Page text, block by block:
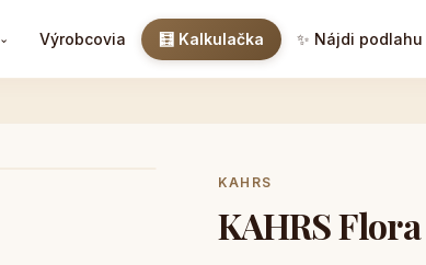
⌄ Výrobcovia 🧮 Kalkulačka ✨ Nájdi podlahu
KAHRS
KAHRS